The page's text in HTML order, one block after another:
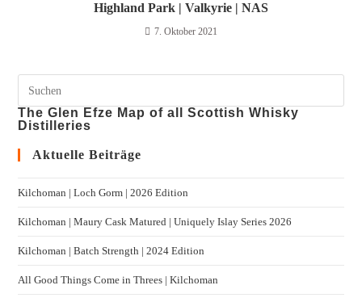
Highland Park | Valkyrie | NAS
7. Oktober 2021
The Glen Efze Map of all Scottish Whisky
Distilleries
Aktuelle Beiträge
Kilchoman | Loch Gorm​ | 2026 Edition
Kilchoman | Maury Cask Matured | Uniquely Islay Series 2026
Kilchoman | Batch Strength | 2024 Edition
All Good Things Come in Threes | Kilchoman